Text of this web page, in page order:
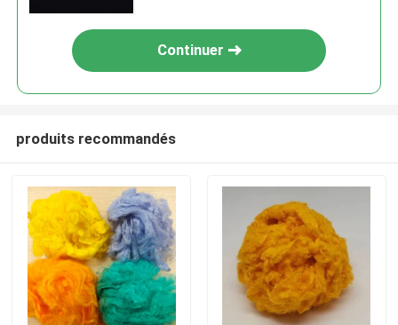
Continuer
produits recommandés